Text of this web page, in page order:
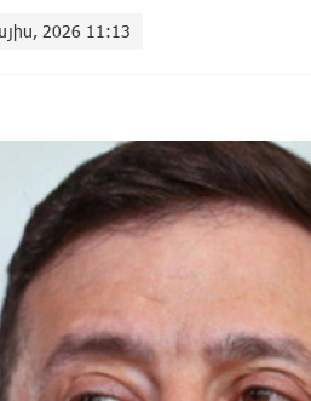
2026 11:13